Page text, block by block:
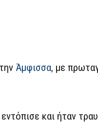
Άμφισσα, με
και ήταν